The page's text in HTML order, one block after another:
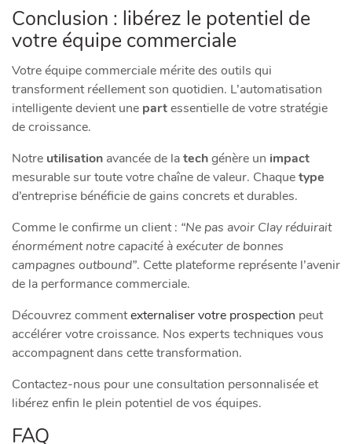
Conclusion : libérez le potentiel de
votre équipe commerciale
Votre équipe commerciale mérite des outils qui
transforment réellement son quotidien. L’automatisation
intelligente devient une partessentielle de votre stratégie
de croissance.
Notre utilisation avancée de latechgénère un impact
mesurable sur toute votre chaîne de valeur. Chaquetype
d’entreprise bénéficie de gains concrets et durables.
Comme le confirme un client : “Ne pas avoir Clay réduirait
énormément notre capacité à exécuter de bonnes
campagnes outbound”. Cette plateforme représente l’avenir
de la performance commerciale.
Découvrez commentexternaliser votre prospection peut
accélérer votre croissance. Nos experts techniques vous
accompagnent dans cette transformation.
Contactez-nous pour une consultation personnalisée et
libérez enfin le plein potentiel de vos équipes.
FAQ